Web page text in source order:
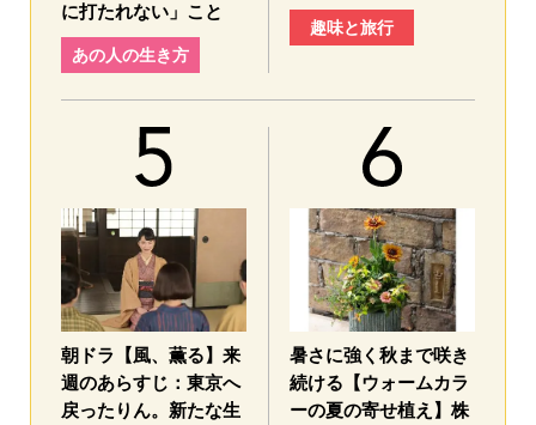
に打たれない」こと
あの人の生き方
趣味と旅行
朝ドラ【風、薫る】来
週のあらすじ：東京へ
戻ったりん。新たな生
暑さに強く秋まで咲き
続ける【ウォームカラ
ーの夏の寄せ植え】株